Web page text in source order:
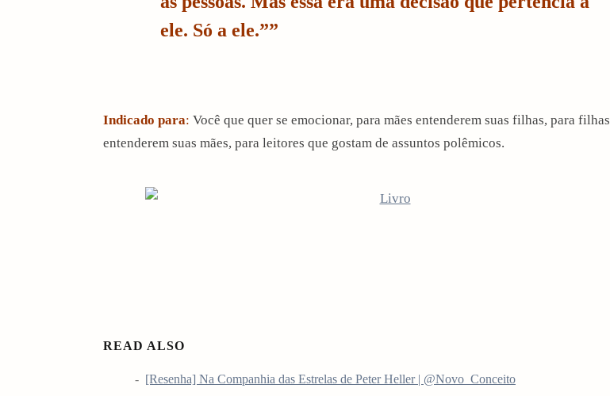
ele. Só a ele.””
Indicado para: Você que quer se emocionar, para mães entenderem suas filhas, para filhas
entenderem suas mães, para leitores que gostam de assuntos polêmicos.
READ ALSO
[Resenha] Na Companhia das Estrelas de Peter Heller | @Novo_Conceito